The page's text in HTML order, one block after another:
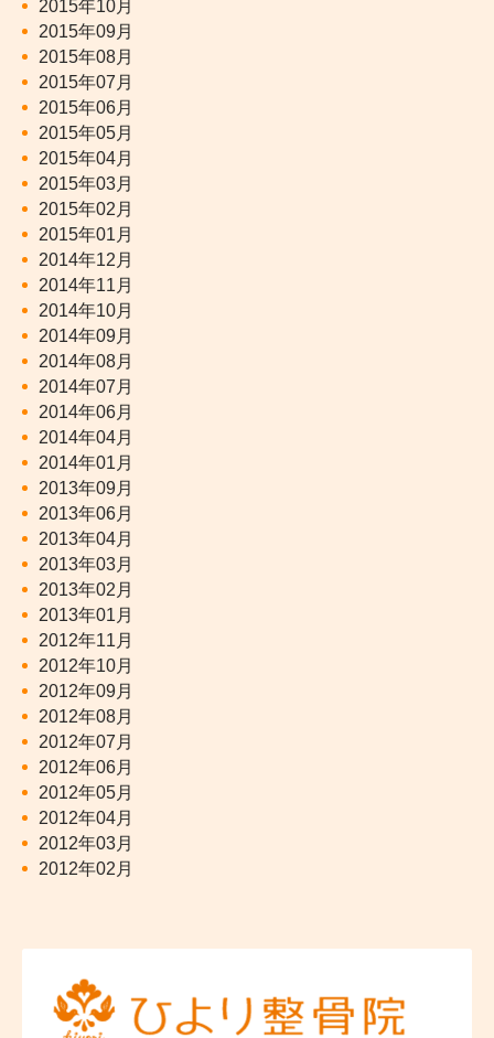
2015年10月
2015年09月
2015年08月
2015年07月
2015年06月
2015年05月
2015年04月
2015年03月
2015年02月
2015年01月
2014年12月
2014年11月
2014年10月
2014年09月
2014年08月
2014年07月
2014年06月
2014年04月
2014年01月
2013年09月
2013年06月
2013年04月
2013年03月
2013年02月
2013年01月
2012年11月
2012年10月
2012年09月
2012年08月
2012年07月
2012年06月
2012年05月
2012年04月
2012年03月
2012年02月